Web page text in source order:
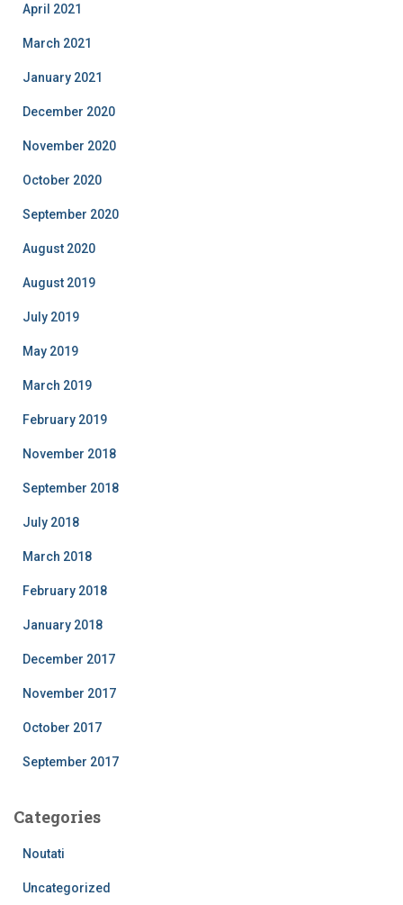
April 2021
March 2021
January 2021
December 2020
November 2020
October 2020
September 2020
August 2020
August 2019
July 2019
May 2019
March 2019
February 2019
November 2018
September 2018
July 2018
March 2018
February 2018
January 2018
December 2017
November 2017
October 2017
September 2017
Categories
Noutati
Uncategorized